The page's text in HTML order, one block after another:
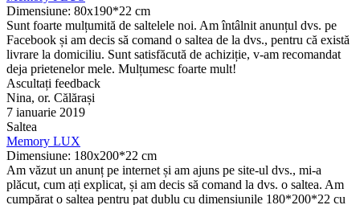
Dimensiune: 80x190*22 cm
Sunt foarte mulțumită de saltelele noi. Am întâlnit anunțul dvs. pe
Facebook și am decis să comand o saltea de la dvs., pentru că există
livrare la domiciliu. Sunt satisfăcută de achiziție, v-am recomandat
deja prietenelor mele. Mulțumesc foarte mult!
Ascultați feedback
Nina, or. Călărași
7 ianuarie 2019
Saltea
Memory LUX
Dimensiune: 180x200*22 cm
Am văzut un anunț pe internet și am ajuns pe site-ul dvs., mi-a
plăcut, cum ați explicat, și am decis să comand la dvs. o saltea. Am
cumpărat o saltea pentru pat dublu cu dimensiunile 180*200*22 cu